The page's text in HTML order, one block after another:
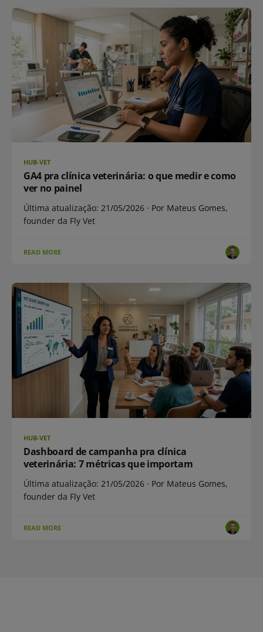
HUB-VET
GA4 pra clínica veterinária: o que medir e como
ver no painel
Última atualização: 21/05/2026 · Por Mateus Gomes,
founder da Fly Vet
READ MORE
HUB-VET
Dashboard de campanha pra clínica
veterinária: 7 métricas que importam
Última atualização: 21/05/2026 · Por Mateus Gomes,
founder da Fly Vet
READ MORE